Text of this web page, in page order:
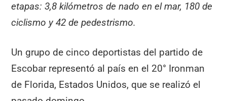
etapas: 3,8 kilómetros de nado en el mar, 180 de
ciclismo y 42 de pedestrismo.
Un grupo de cinco deportistas del partido de
Escobar representó al país en el 20° Ironman
de Florida, Estados Unidos, que se realizó el